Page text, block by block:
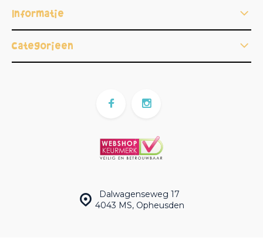
Informatie
Categorieën
Dalwagenseweg 17
4043 MS, Opheusden